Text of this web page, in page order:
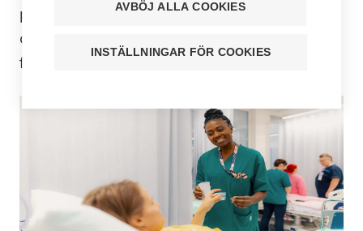
pedagogiska området och arbetar inom
ditt område i Finland? Välkommen till
fackförbundet Tehy!
AVBÖJ ALLA COOKIES
INSTÄLLNINGAR FÖR COOKIES